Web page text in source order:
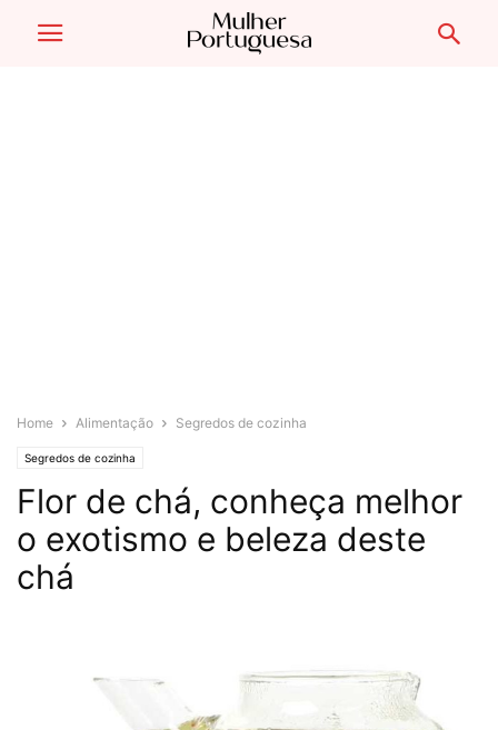
Home Alimentação Segredos de cozinha
Segredos de cozinha
Flor de chá, conheça melhor
o exotismo e beleza deste
chá